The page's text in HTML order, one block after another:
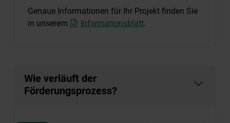
Genaue Informationen für Ihr Projekt finden Sie
in unserem
Informationsblatt.
Wie verläuft der
Förderungsprozess?